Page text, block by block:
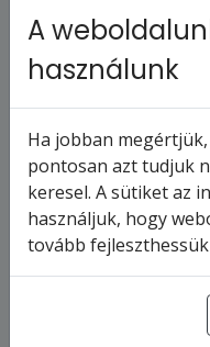
MSC
A
használunk
Ha jobban
pontosan azt tudjuk
keresel. A sütiket az
használjuk, hogy
tovább